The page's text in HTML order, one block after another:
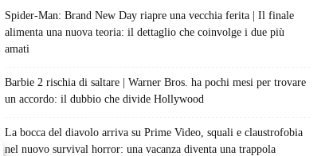
Spider-Man: Brand New Day riapre una vecchia ferita | Il finale
alimenta una nuova teoria: il dettaglio che coinvolge i due più
amati
Barbie 2 rischia di saltare | Warner Bros. ha pochi mesi per trovare
un accordo: il dubbio che divide Hollywood
La bocca del diavolo arriva su Prime Video, squali e claustrofobia
nel nuovo survival horror: una vacanza diventa una trappola